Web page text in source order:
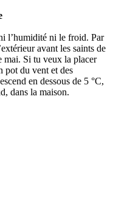
l’humidité ni le froid. Par
avant les saints de
mai. Si tu veux la placer
pot du vent et des
en dessous de 5 °C,
dans la maison.